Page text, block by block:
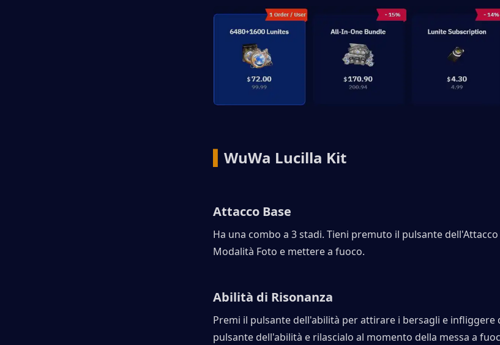
WuWa Lucilla Kit
Attacco Base
Ha una combo a 3 stadi. Tieni premuto il pulsante
Modalità Foto e mettere a fuoco.
Abilità di Risonanza
Premi il pulsante dell'abilità per attirare i bersagli e infliggere
pulsante dell'abilità e rilascialo al momento della messa a